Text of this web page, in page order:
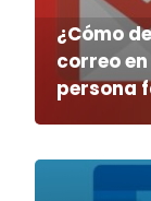
¿Cómo
correo
persona